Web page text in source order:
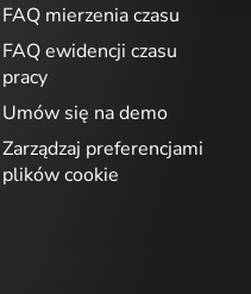
FAQ mierzenia czasu
FAQ ewidencji czasu
pracy
Umów się na demo
Zarządzaj preferencjami
plików cookie